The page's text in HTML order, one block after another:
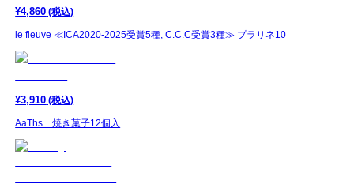
¥4,860 (税込)
le fleuve ≪ICA2020-2025受賞5種, C.C.C受賞3種≫ プラリネ10
¥3,910 (税込)
AaThs 焼き菓子12個入